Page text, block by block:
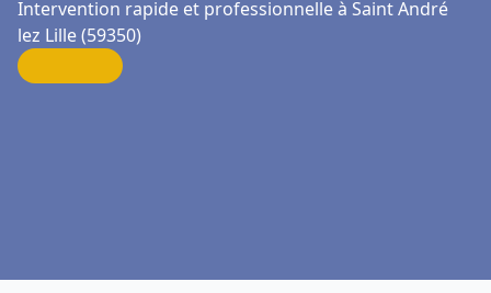
Intervention rapide et professionnelle à Saint André
lez Lille (59350)